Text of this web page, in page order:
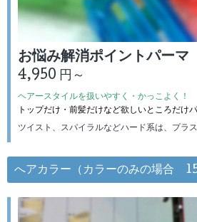
お悩み解消ポイントパーマ
4,950 円～
ヘアースタイルを扱いやすく・かっこよく！
トップだけ・前髪だけなど欲しいところだけ
ツイスト、スパイラルなどハード系は、プラ
へアカラー（カラーのみの場合